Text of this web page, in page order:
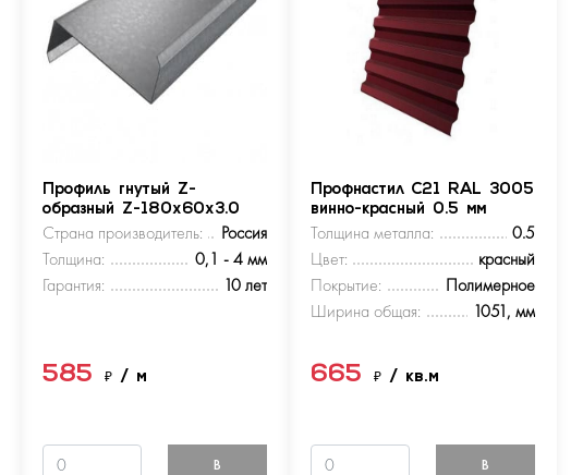
Профиль гнутый Z-
образный Z-180х60х3.0
Страна производитель:
Россия
Толщина:
0,1 - 4 мм
Гарантия:
10 лет
585₽/ м
В
Профнастил С21 RAL 3005
винно-красный 0.5 мм
Толщина металла:
0.5
Цвет:
красный
Покрытие:
Полимерное
Ширина общая:
1051, мм
665 ₽ / кв.м
В